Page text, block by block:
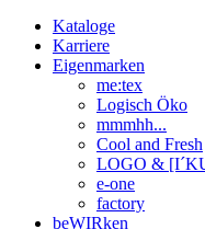
Kataloge
Karriere
Eigenmarken
me:tex
Logisch Öko
mmmhh...
Cool and Fresh
LOGO &
e-one
factory
beWIRken